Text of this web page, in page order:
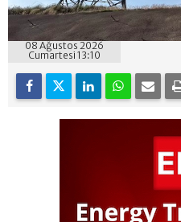
08 Ağustos 2026
Cumartesi 13:10